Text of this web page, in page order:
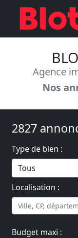
Agence
Nos
2827
Type de bien :
Localisation :
Budget maxi :